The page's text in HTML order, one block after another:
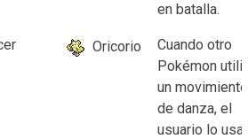
en batalla.
Oricorio
Cuando otro
Pokémon
un movimiento
de danza, el
usuario lo